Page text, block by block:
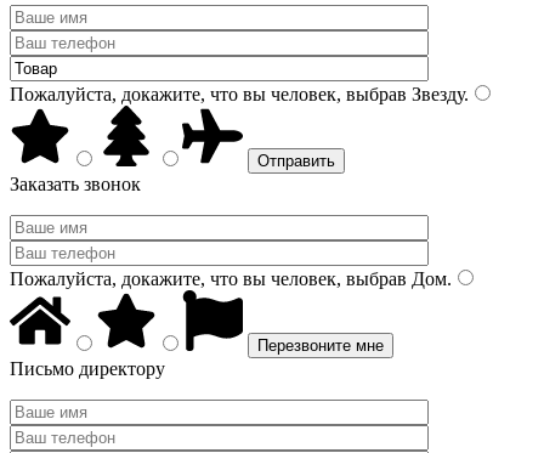
Пожалуйста, докажите, что вы человек, выбрав Звезду.
Заказать звонок
Пожалуйста, докажите, что вы человек, выбрав Дом.
Письмо директору